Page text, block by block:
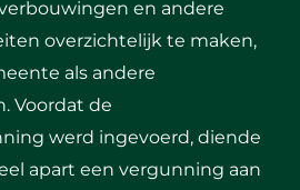
en andere
overzichtelijk te maken,
als andere
Voordat de
werd ingevoerd, diende
apart een vergunning aan